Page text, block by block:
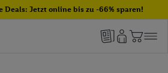
Deals: Jetzt online bis zu -66% sparen!